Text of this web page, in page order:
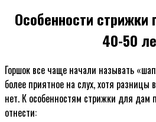
Особенности
40-50
Горшок все чаще начали называть
более приятное на слух, хотя разницы
нет. К особенностям стрижки для дам
отнести: